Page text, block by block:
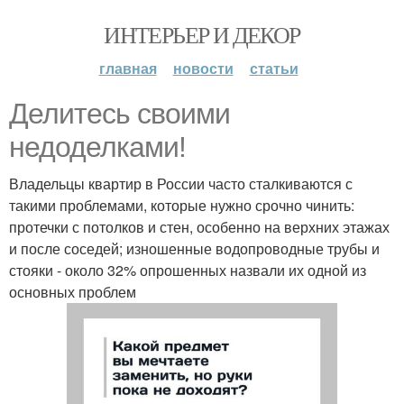
ИНТЕРЬЕР И ДЕКОР
главная новости статьи
Делитесь своими
недоделками!
Владельцы квартир в России часто сталкиваются с
такими проблемами, которые нужно срочно чинить:
протечки с потолков и стен, особенно на верхних этажах
и после соседей; изношенные водопроводные трубы и
стояки - около 32% опрошенных назвали их одной из
основных проблем